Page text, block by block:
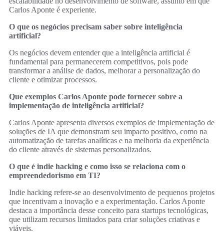
Carlos Aponte é experiente.
O que os negócios precisam saber sobre inteligência
artificial?
Os negócios devem entender que a inteligência artificial é
fundamental para permanecerem competitivos, pois pode
transformar a análise de dados, melhorar a personalização do
cliente e otimizar processos.
Que exemplos Carlos Aponte pode fornecer sobre a
implementação de inteligência artificial?
Carlos Aponte apresenta diversos exemplos de implementação de
soluções de IA que demonstram seu impacto positivo, como na
automatização de tarefas analíticas e na melhoria da experiência
do cliente através de sistemas personalizados.
O que é indie hacking e como isso se relaciona com o
empreendedorismo em TI?
Indie hacking refere-se ao desenvolvimento de pequenos projetos
que incentivam a inovação e a experimentação. Carlos Aponte
destaca a importância desse conceito para startups tecnológicas,
que utilizam recursos limitados para criar soluções criativas e
viáveis.